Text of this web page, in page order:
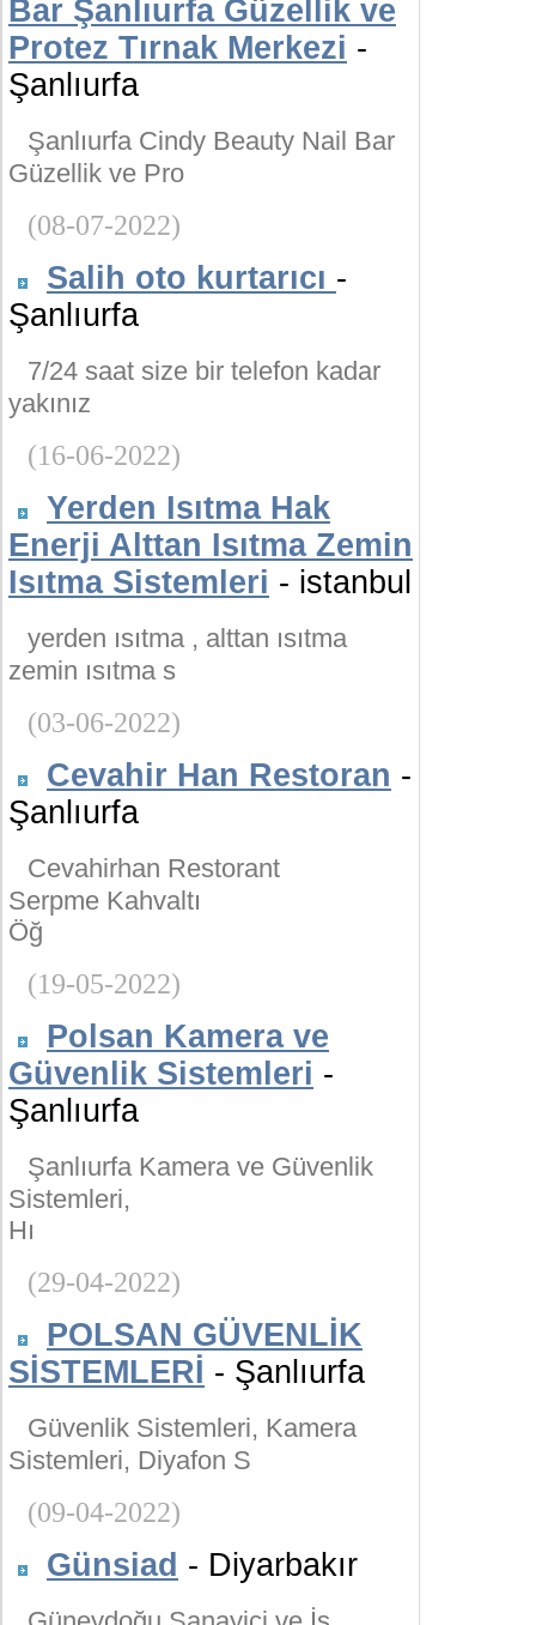
Bar Şanlıurfa Güzellik ve
Protez Tırnak Merkezi -
Şanlıurfa
Şanlıurfa Cindy Beauty Nail Bar
Güzellik ve Pro
(08-07-2022)
Salih oto kurtarıcı -
Şanlıurfa
7/24 saat size bir telefon kadar
yakınız
(16-06-2022)
Yerden Isıtma Hak
Enerji Alttan Isıtma Zemin
Isıtma Sistemleri - istanbul
yerden ısıtma , alttan ısıtma
zemin ısıtma s
(03-06-2022)
Cevahir Han Restoran -
Şanlıurfa
Cevahirhan Restorant
Serpme Kahvaltı
Öğ
(19-05-2022)
Polsan Kamera ve
Güvenlik Sistemleri -
Şanlıurfa
Şanlıurfa Kamera ve Güvenlik
Sistemleri,
Hı
(29-04-2022)
POLSAN GÜVENLİK
SİSTEMLERİ - Şanlıurfa
Güvenlik Sistemleri, Kamera
Sistemleri, Diyafon S
(09-04-2022)
Günsiad - Diyarbakır